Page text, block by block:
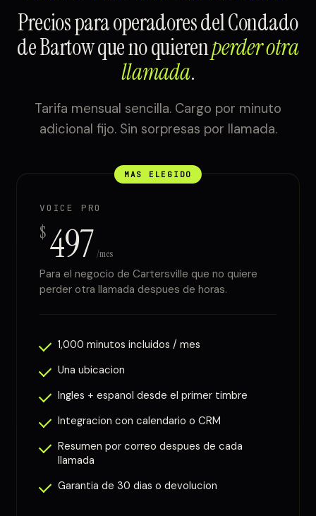
Precios para operadores del Condado
de Bartow que no quierenperder otra
llamada.
Tarifa mensual sencilla. Cargo por minuto
adicional fijo. Sin sorpresas por llamada.
MAS ELEGIDO
VOICE PRO
$ 497 /mes
Para el negocio de Cartersville que no quiere
perder otra llamada despues de horas.
1,000 minutos incluidos / mes
Una ubicacion
Ingles + espanol desde el primer timbre
Integracion con calendario o CRM
Resumen por correo despues de cada
llamada
Garantia de 30 dias o devolucion